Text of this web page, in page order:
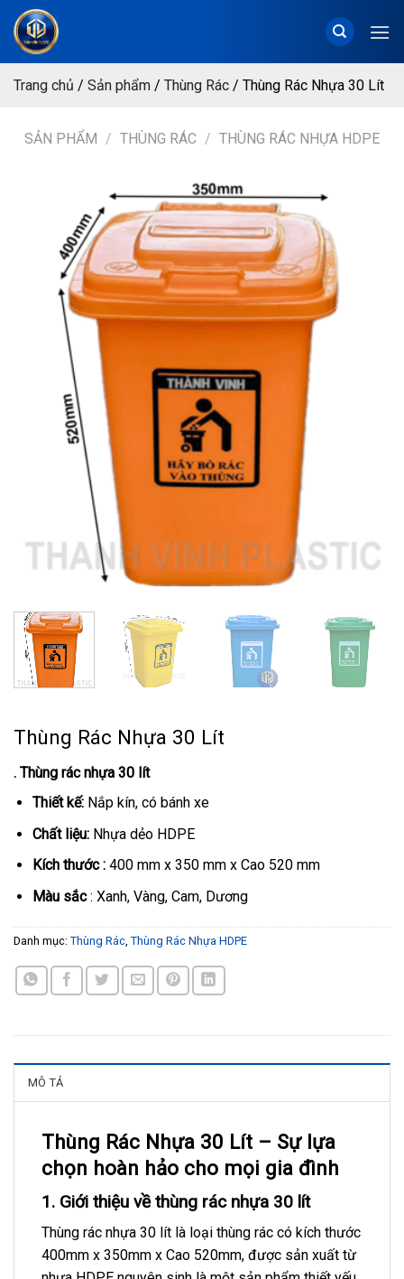
Chuyển
đến
dungTrang chủ / Sản phẩm / Thùng Rác / Thùng Rác Nhựa 30 Lít
SẢN PHẨM / THÙNG RÁC / THÙNG RÁC NHỰA HDPE
Thùng Rác Nhựa 30 Lít
. Thùng rác nhựa 30 lít
Thiết kế:Nắp kín, có bánh xe
Chất liệu:Nhựa dẻo HDPE
Kích thước :400 mm x 350 mm x Cao 520 mm
Màu sắc: Xanh, Vàng, Cam, Dương
Danh mục: Thùng Rác Thùng Rác Nhựa HDPE
MÔ TẢ
Thùng Rác Nhựa 30 Lít – Sự lựa
chọn hoàn hảo cho mọi gia đình
1. Giới thiệu về thùng rác nhựa 30 lít
Thùng rác nhựa 30 lít là loại thùng rác có kích thước
400mm x 350mm x Cao 520mm, được sản xuất từ